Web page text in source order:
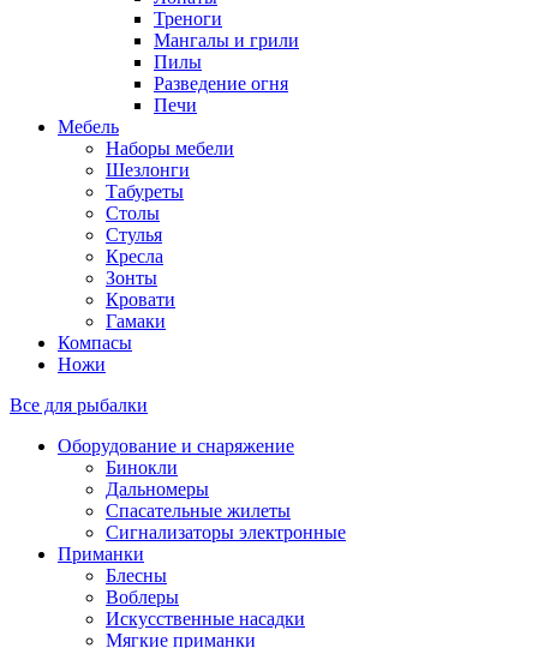
Треноги
Мангалы и грили
Пилы
Разведение огня
Печи
Мебель
Наборы мебели
Шезлонги
Табуреты
Столы
Стулья
Кресла
Зонты
Кровати
Гамаки
Компасы
Ножи
Все для рыбалки
Оборудование и снаряжение
Бинокли
Дальномеры
Спасательные жилеты
Сигнализаторы электронные
Приманки
Блесны
Воблеры
Искусственные насадки
Мягкие приманки